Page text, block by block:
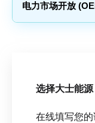
电力市场开放
选择大士能源
在线填写您